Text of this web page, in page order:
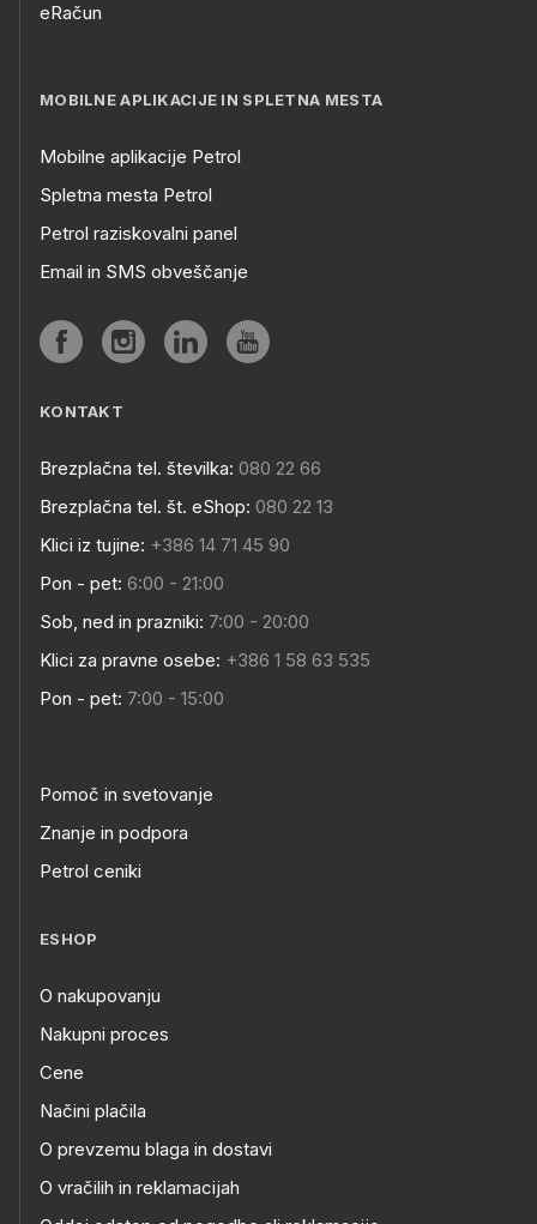
eRačun
MOBILNE APLIKACIJE IN SPLETNA MESTA
Mobilne aplikacije Petrol
Spletna mesta Petrol
Petrol raziskovalni panel
Email in SMS obveščanje
KONTAKT
Brezplačna tel. številka: 080 22 66
Brezplačna tel. št. eShop: 080 22 13
Klici iz tujine: +386 14 71 45 90
Pon - pet: 6:00 - 21:00
Sob, ned in prazniki: 7:00 - 20:00
Klici za pravne osebe: +386 1 58 63 535
Pon - pet: 7:00 - 15:00
Pomoč in svetovanje
Znanje in podpora
Petrol ceniki
ESHOP
O nakupovanju
Nakupni proces
Cene
Načini plačila
O prevzemu blaga in dostavi
O vračilih in reklamacijah